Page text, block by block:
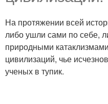
На протяжении всей
либо ушли сами по себе,
природными
цивилизаций, чье
ученых в тупик.